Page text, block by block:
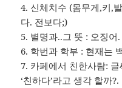
4. 신체치수 (몸무게,키,
다. 전보다;)
5. 별명과..그 뜻 : 오징
6. 학번과 학부 : 현재는
7. 카페에서 친한사람:
‘친하다’라고 생각 할까?.